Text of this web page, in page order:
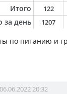
Итого
122
за день 1207
по питанию и
06.06.2022 20:32